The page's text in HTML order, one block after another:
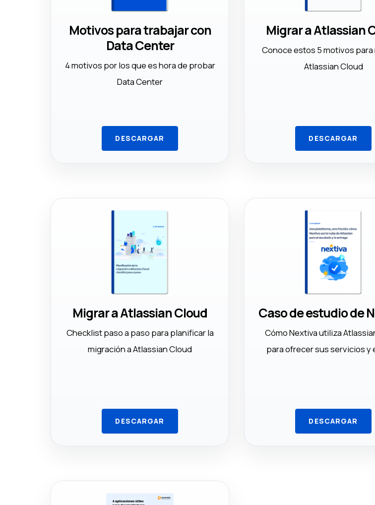
Motivos para trabajar con
Data Center
4 motivos por los que es hora de probar
Data Center
DESCARGAR
Migrar a Atlassian
Conoce estos 5 motivos para
Atlassian Cloud
DESCARGAR
Migrar a Atlassian Cloud
Checklist paso a paso para planificar la
migración a Atlassian Cloud
DESCARGAR
Caso de estudio de
Cómo Nextiva utiliza
para ofrecer sus servicios y
DESCARGAR